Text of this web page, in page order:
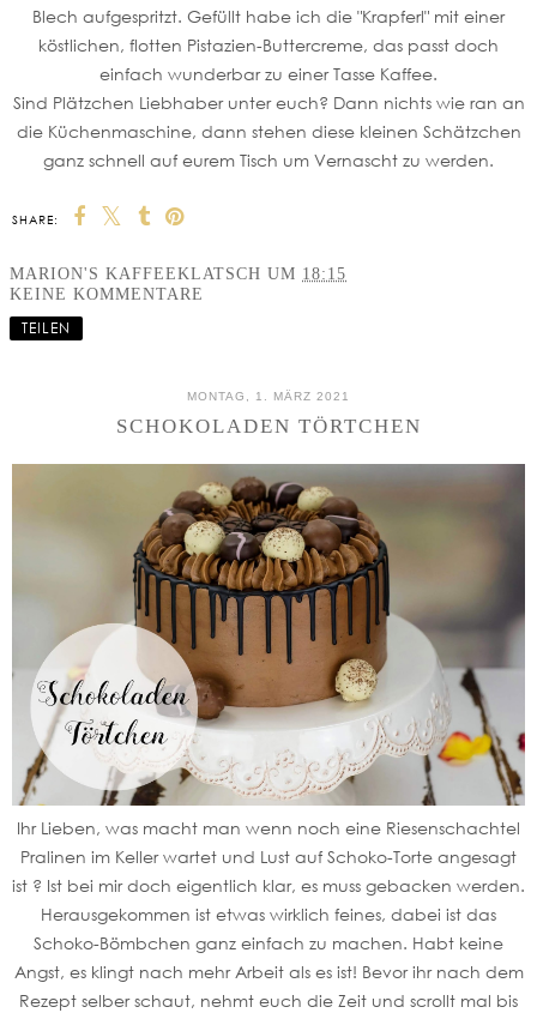
Blech aufgespritzt. Gefüllt habe ich die "Krapferl" mit einer
köstlichen, flotten Pistazien-Buttercreme, das passt doch
einfach wunderbar zu einer Tasse Kaffee.
Sind Plätzchen Liebhaber unter euch? Dann nichts wie ran an
die Küchenmaschine, dann stehen diese kleinen Schätzchen
ganz schnell auf eurem Tisch um Vernascht zu werden.
SHARE:
MARION'S KAFFEEKLATSCH UM 18:15
KEINE KOMMENTARE
TEILEN
MONTAG, 1. MÄRZ 2021
SCHOKOLADEN TÖRTCHEN
Ihr Lieben, was macht man wenn noch eine Riesenschachtel
Pralinen im Keller wartet und Lust auf Schoko-Torte angesagt
ist ? Ist bei mir doch eigentlich klar, es muss gebacken werden.
Herausgekommen ist etwas wirklich feines, dabei ist das
Schoko-Bömbchen ganz einfach zu machen. Habt keine
Angst, es klingt nach mehr Arbeit als es ist! Bevor ihr nach dem
Rezept selber schaut, nehmt euch die Zeit und scrollt mal bis